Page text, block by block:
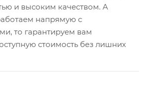
и высоким качеством. А
напрямую с
то гарантируем вам
стоимость без лишних